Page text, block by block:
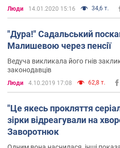
Люди 14.01.2020 15:16 34,6 т.
"Дура!" Садальський
Малишевою через пенсії
Ведуча викликала його гнів
законодавців
Люди 4.10.2019 17:08 62,8 т.
"Це якесь прокляття
зірки відреагували на
Заворотнюк